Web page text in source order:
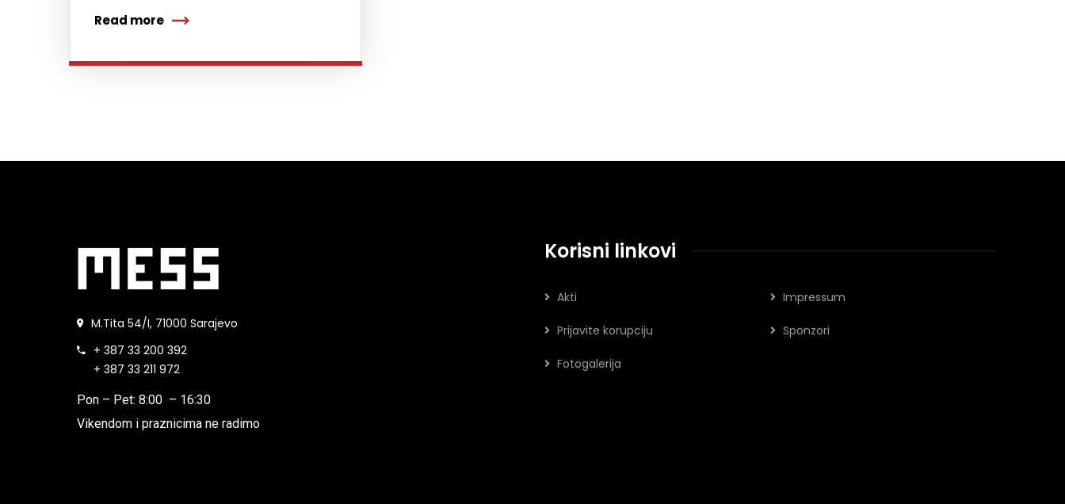
Read more
M.Tita 54/I, 71000 Sarajevo
+ 387 33 200 392
+ 387 33 211 972
Pon – Pet: 8:00 – 16:30
Vikendom i praznicima ne radimo
Korisni linkovi
Akti Impressum
Prijavite korupciju Sponzori
Fotogalerija